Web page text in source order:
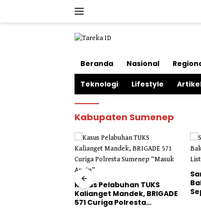
Beranda Nasional
Teknologi Lifestyle
Kabupaten Sumenep
Sambut HIDAR Ke-58, IKBAD
Bakal Gelar JJS Berhadiah
Sepeda Listrik